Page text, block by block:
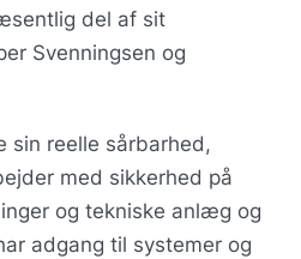
del af sit
Svenningsen og
sin reelle sårbarhed,
med sikkerhed på
og tekniske anlæg og
adgang til systemer og